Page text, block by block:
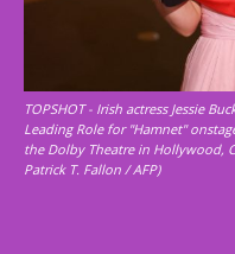
TOPSHOT - Irish actress Jessie
Leading Role for "Hamnet"
the Dolby Theatre in Hollywood,
Patrick T. Fallon / AFP)